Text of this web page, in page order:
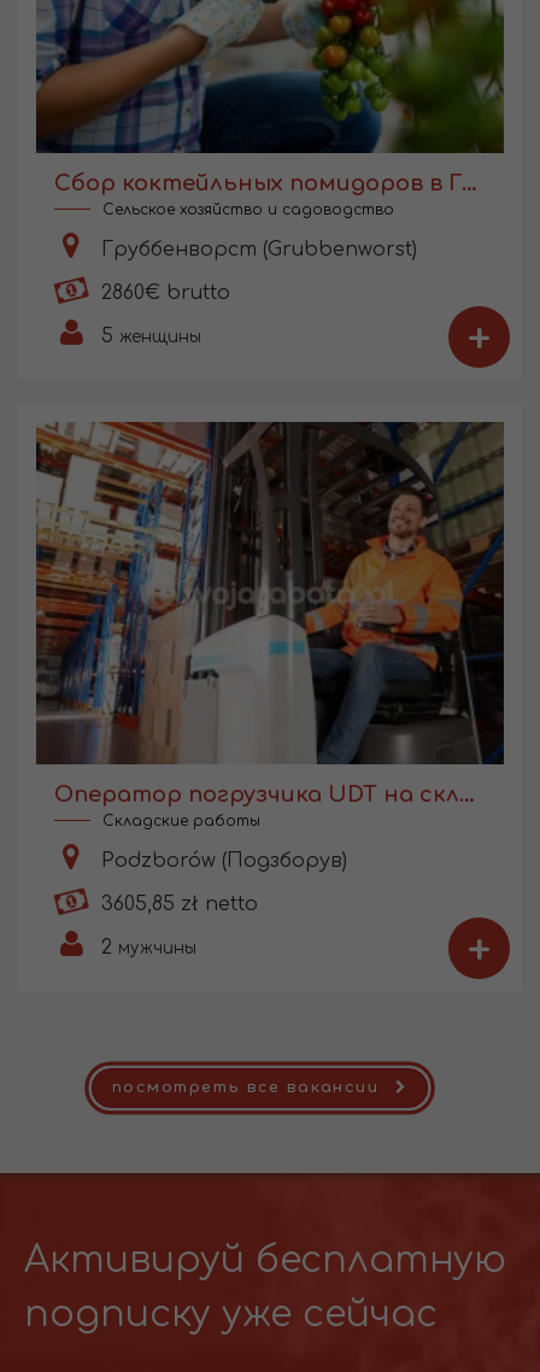
Сбор коктейльных помидоров в Голландии
Сельское хозяйство и садоводство
Груббенворст (Grubbenworst)
2860€ brutto
5 женщины +
Оператор погрузчика UDT на складе производства
Складские работы
Podzborów (Подзборув)
3605,85 zł netto
2 мужчины +
посмотреть все вакансии
Активируй бесплатную
подписку уже сейчас